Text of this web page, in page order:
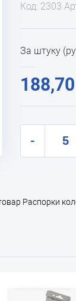
Код: 2303
За штуку
188,70
-
Распорки